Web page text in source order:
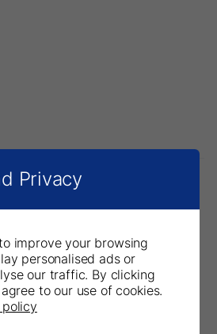
Väsby, Sweden
Privacy
improve your browsing
personalised ads or
our traffic. By clicking
to our use of cookies.
policy